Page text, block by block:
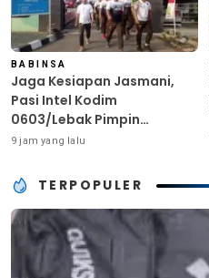
BABINSA
Jaga Kesiapan Jasmani,
Pasi Intel Kodim
0603/Lebak Pimpin
Pembinaan Fisik Rutin
9 jam yang lalu
TERPOPULER